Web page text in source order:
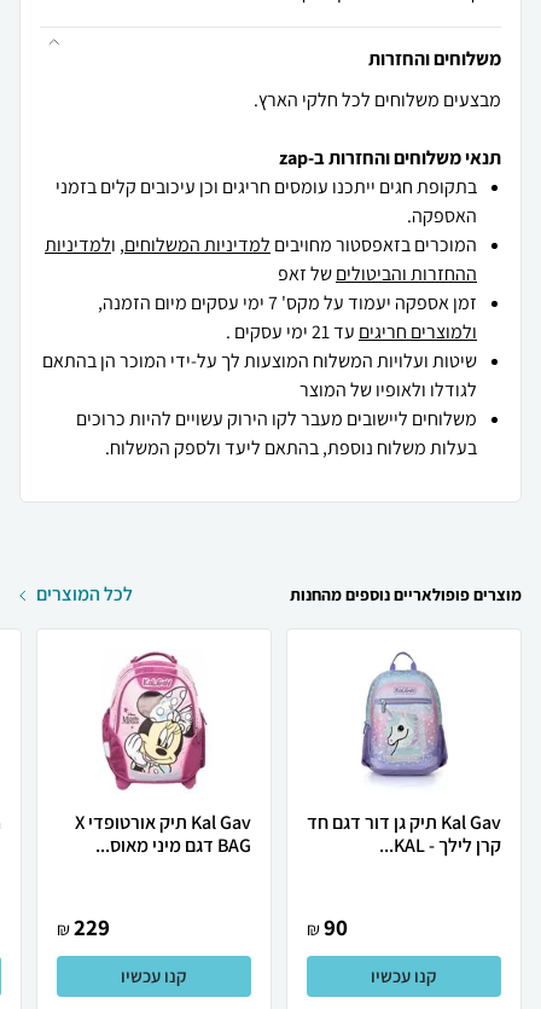
משלוחים והחזרות
מבצעים משלוחים לכל חלקי הארץ.
תנאי משלוחים והחזרות ב-zap
בתקופת חגים ייתכנו עומסים חריגים וכן עיכובים קלים בזמני
האספקה.
המוכרים בזאפסטור מחויבים למדיניות המשלוחים, ולמדיניות
ההחזרות והביטוליםשל זאפ
זמן אספקה יעמוד על מקס' 7 ימי עסקים מיום הזמנה,
ולמוצרים חריגים עד 21 ימי עסקים .
שיטות ועלויות המשלוח המוצעות לך על-ידי המוכר הן בהתאם
לגודלו ולאופיו של המוצר
משלוחים ליישובים מעבר לקו הירוק עשויים להיות כרוכים
בעלות משלוח נוספת, בהתאם ליעד ולספק המשלוח.
מוצרים פופולאריים נוספים מהחנות לכל המוצרים
Kal Gav תיק גן דור דגם חד
קרן לילך - KAL...
90
₪
קנו עכשיו
Kal Gav תיק אורטופדי X
BAG דגם מיני מאוס...
229
₪
קנו עכשיו